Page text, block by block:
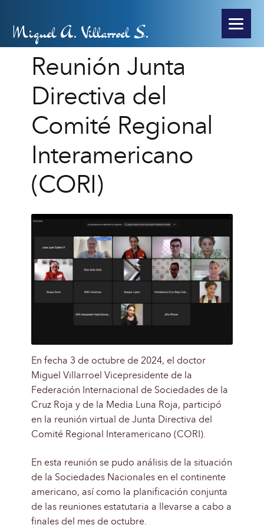
Miguel A. Villarroel S.
Reunión Junta
Directiva del
Comité Regional
Interamericano
(CORI)
En fecha 3 de octubre de 2024, el doctor
Miguel Villarroel Vicepresidente de la
Federación Internacional de Sociedades de la
Cruz Roja y de la Media Luna Roja, participó
en la reunión virtual de Junta Directiva del
Comité Regional Interamericano (CORI).
En esta reunión se pudo análisis de la situación
de la Sociedades Nacionales en el continente
americano, así como la planificación conjunta
de las reuniones estatutaria a llevarse a cabo a
finales del mes de octubre.